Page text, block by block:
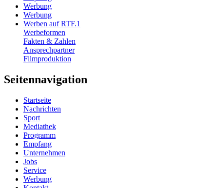
Werbung
Werbung
Werben auf RTF.1
Werbeformen
Fakten & Zahlen
Ansprechpartner
Filmproduktion
Seitennavigation
Startseite
Nachrichten
Sport
Mediathek
Programm
Empfang
Unternehmen
Jobs
Service
Werbung